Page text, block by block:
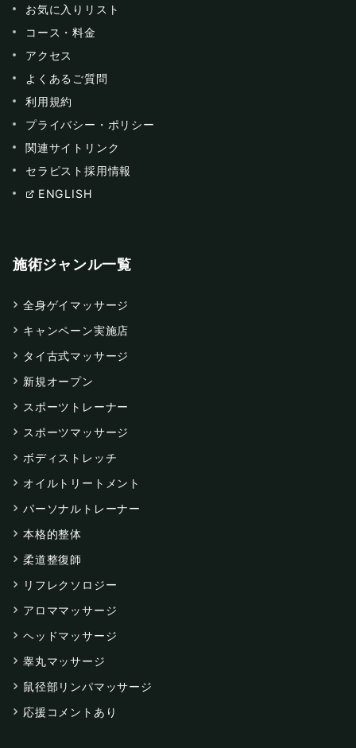
お気に入りリスト
コース・料金
アクセス
よくあるご質問
利用規約
プライバシー・ポリシー
関連サイトリンク
セラピスト採用情報
ENGLISH
施術ジャンル一覧
全身ゲイマッサージ
キャンペーン実施店
タイ古式マッサージ
新規オープン
スポーツトレーナー
スポーツマッサージ
ボディストレッチ
オイルトリートメント
パーソナルトレーナー
本格的整体
柔道整復師
リフレクソロジー
アロママッサージ
ヘッドマッサージ
睾丸マッサージ
鼠径部リンパマッサージ
応援コメントあり